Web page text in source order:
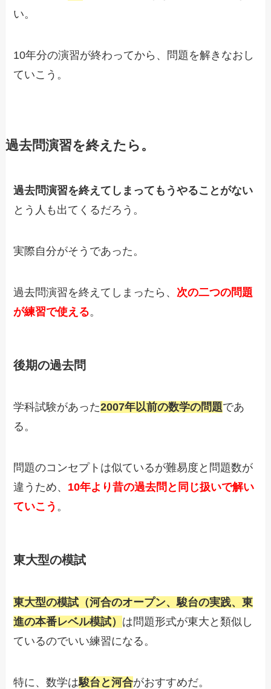
い。
10年分の演習が終わってから、問題を解きなおし
ていこう。
過去問演習を終えたら。
過去問演習を終えてしまってもうやることがない
とう人も出てくるだろう。
実際自分がそうであった。
過去問演習を終えてしまったら、 次の二つの問題
が練習で使える。
後期の過去問
学科試験があった2007年以前の数学の問題であ
る。
問題のコンセプトは似ているが難易度と問題数が
違うため、 10年より昔の過去問と同じ扱いで解い
ていこう 。
東大型の模試
東大型の模試（河合のオープン、駿台の実践、東
進の本番レベル模試） は問題形式が東大と類似し
ているのでいい練習になる。
特に、数学は駿台と河合がおすすめだ。